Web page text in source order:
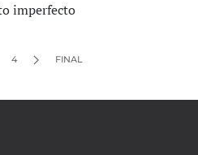
imperfecto
4 FINAL